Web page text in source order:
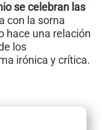
se celebran las
con la sorna
hace una relación
los
irónica y crítica.